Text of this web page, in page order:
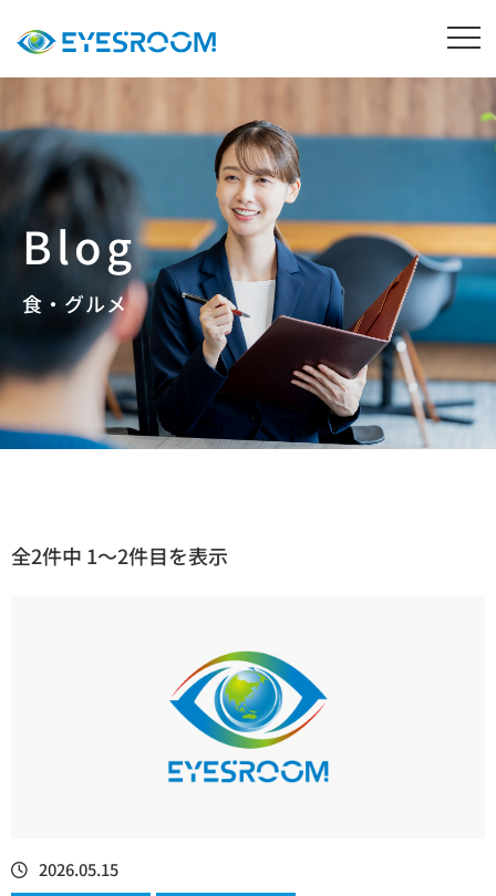
食・グルメ
全2件中 1〜2件目を表示
2026.05.15